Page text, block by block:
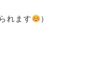
れます ）